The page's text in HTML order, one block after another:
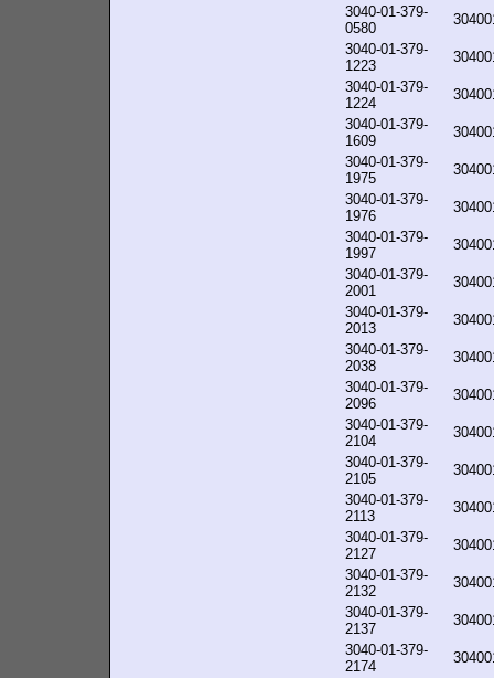
3040-01-379-
0580
3040-01-379-
1223
3040-01-379-
1224
3040-01-379-
1609
3040-01-379-
1975
3040-01-379-
1976
3040-01-379-
1997
3040-01-379-
2001
3040-01-379-
2013
3040-01-379-
2038
3040-01-379-
2096
3040-01-379-
2104
3040-01-379-
2105
3040-01-379-
2113
3040-01-379-
2127
3040-01-379-
2132
3040-01-379-
2137
3040-01-379-
2174